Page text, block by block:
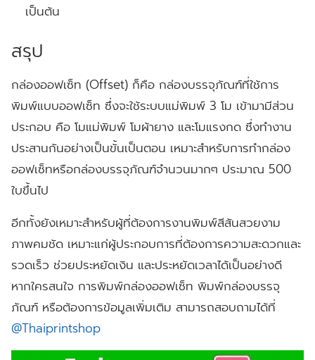
เป็นต้น
สรุป
กล่องออฟเซ็ท (Offset) ก็คือ กล่องบรรจุภัณฑ์ที่ใช้การ
พิมพ์แบบออฟเซ็ท ซึ่งจะใช้ระบบแม่พิมพ์ 3 โม เข้ามามีส่วน
ประกอบ คือ โมแม่พิมพ์ โมผ้ายาง และโมแรงกด ซึ่งทำงาน
ประสานกันอย่างเป็นขั้นเป็นตอน เหมาะสำหรับการทำกล่อง
ออฟเซ็ทหรือกล่องบรรจุภัณฑ์จำนวนมากๆ ประมาณ 500
ใบขึ้นไป
อีกทั้งยังเหมาะสำหรับผู้ที่ต้องการงานพิมพ์สีสันสวยงาม
ภาพคมชัด เหมาะแก่ผู้ประกอบการที่ต้องการความสะดวกและ
รวดเร็ว ช่วยประหยัดเงิน และประหยัดเวลาได้เป็นอย่างดี
หากใครสนใจ การพิมพ์กล่องออฟเซ็ท พิมพ์กล่องบรรจุ
ภัณฑ์ หรือต้องการข้อมูลเพิ่มเติม สามารถสอบถามได้ที่
@Thaiprintshop